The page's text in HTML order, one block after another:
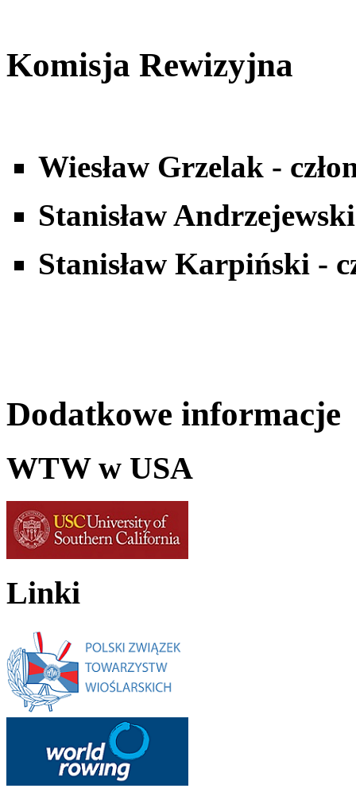
Komisja Rewizyjna
Wiesław Grzelak -
Stanisław
Stanisław Karpiński -
Dodatkowe informacje
WTW w USA
Linki